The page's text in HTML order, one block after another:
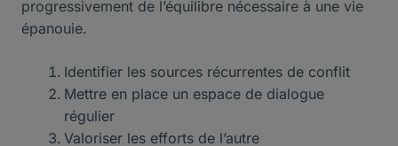
progressivement de l’équilibre nécessaire à une vie
épanouie.
Identifier les sources récurrentes de conflit
Mettre en place un espace de dialogue
régulier
Valoriser les efforts de l’autre